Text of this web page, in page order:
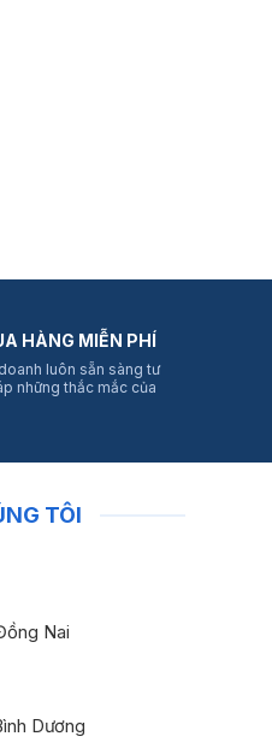
HÀNG MIỄN PHÍ
luôn sẵn sàng tư
những thắc mắc của
TÔI
Nai
Dương